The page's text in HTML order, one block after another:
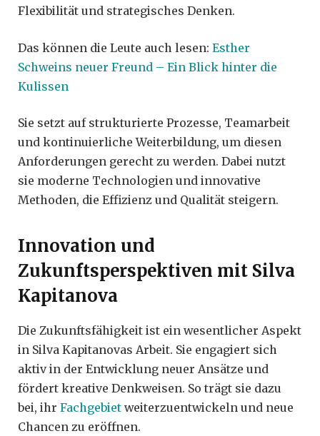
Flexibilität und strategisches Denken.
Das können die Leute auch lesen: Esther
Schweins neuer Freund – Ein Blick hinter die
Kulissen
Sie setzt auf strukturierte Prozesse, Teamarbeit
und kontinuierliche Weiterbildung, um diesen
Anforderungen gerecht zu werden. Dabei nutzt
sie moderne Technologien und innovative
Methoden, die Effizienz und Qualität steigern.
Innovation und
Zukunftsperspektiven mit Silva
Kapitanova
Die Zukunftsfähigkeit ist ein wesentlicher Aspekt
in Silva Kapitanovas Arbeit. Sie engagiert sich
aktiv in der Entwicklung neuer Ansätze und
fördert kreative Denkweisen. So trägt sie dazu
bei, ihr Fachgebiet weiterzuentwickeln und neue
Chancen zu eröffnen.